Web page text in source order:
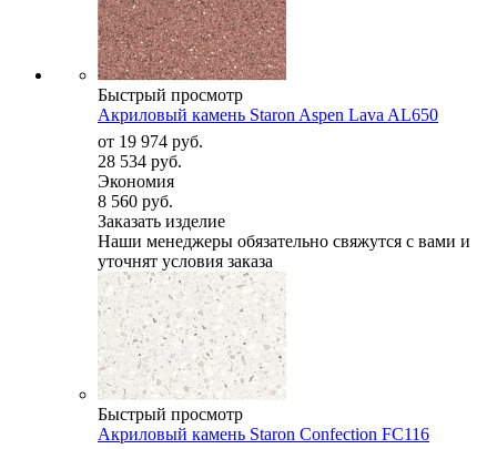
Быстрый просмотр
Акриловый камень Staron Aspen Lava AL650
от 19 974 руб.
28 534 руб.
Экономия
8 560 руб.
Заказать изделие
Наши менеджеры обязательно свяжутся с вами и
уточнят условия заказа
Быстрый просмотр
Акриловый камень Staron Confection FC116